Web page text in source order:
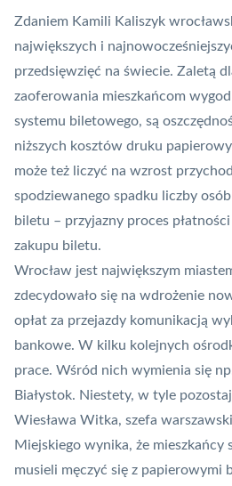
Zdaniem Kamili Kaliszyk
największych i
przedsięwzięć na świecie. Zaletą
zaoferowania mieszkańcom
systemu biletowego, są
niższych kosztów druku
może też liczyć na wzrost
spodziewanego spadku liczby
biletu – przyjazny proces
zakupu biletu.
Wrocław jest największym
zdecydowało się na wdrożenie
opłat za przejazdy komunikacją
bankowe. W kilku kolejnych
prace. Wśród nich wymienia się
Białystok. Niestety, w tyle
Wiesława Witka, szefa
Miejskiego wynika, że mieszkańcy
musieli męczyć się z papierowymi